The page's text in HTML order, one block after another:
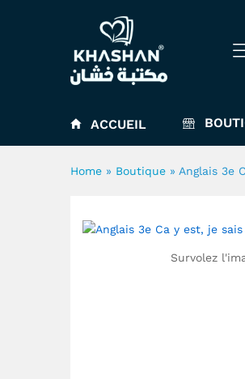
ACCUEIL
Home » Boutique » Anglais 3e
Survolez
Anglais 3e Ca